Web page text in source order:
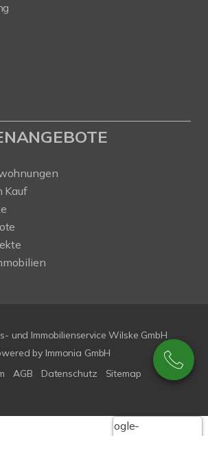
Kauf
und Immobilienservice Wilske GmbH
by Immonia GmbH
AGB Datenschutz Sitemap
Google-